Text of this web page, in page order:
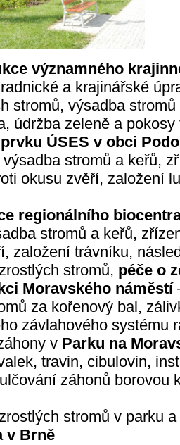
významného
a krajinářské
stromů, výsadba
údržba zeleně a
ÚSES v obci
výsadba stromů a keřů,
okusu zvěří, založení
regionálního
stromů a keřů,
založení trávníku,
stromů, péče o
Moravského náměstí
za kořenový bal,
závlahového systému
v Parku na
travin, cibulovin,
záhonů borovou
stromů v parku
v Brně